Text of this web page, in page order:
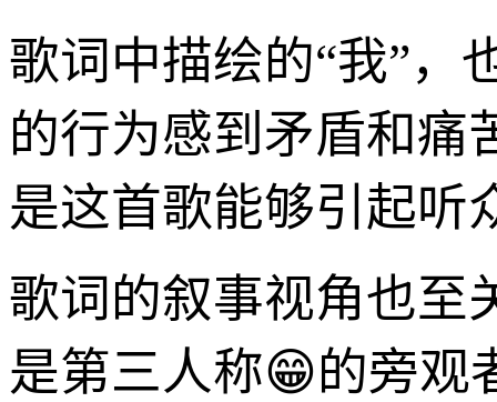
歌词中描绘的“我”，
的行为感到矛盾和痛
是这首歌能够引起听
歌词的叙事视角也至
是第三人称😁的旁观